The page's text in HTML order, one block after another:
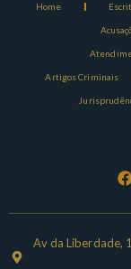
Home
Artigos Criminais
Av da Liberdade,